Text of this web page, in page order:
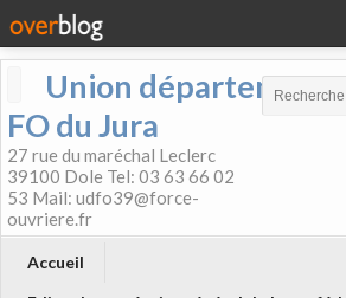
Union
FO du Jura
27 rue du maréchal Leclerc
39100 Dole Tel: 03 63 66 02
53 Mail: udfo39@force-
ouvriere.fr
Accueil